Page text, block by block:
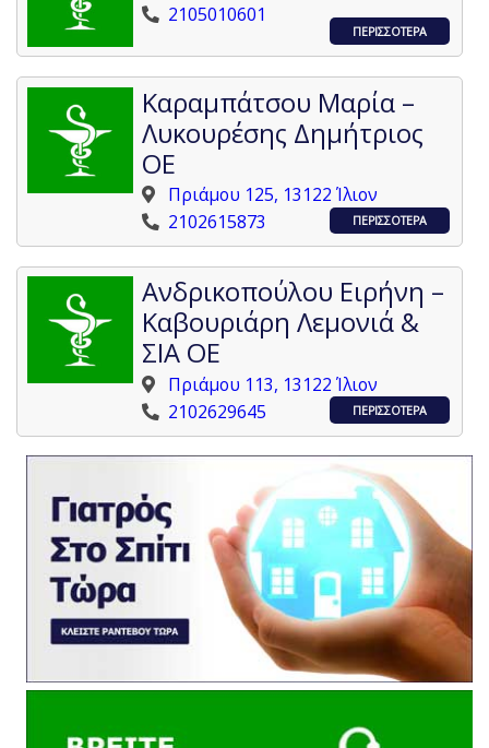
2105010601
ΠΕΡΙΣΣΟΤΕΡΑ
Καραμπάτσου Μαρία –
Λυκουρέσης Δημήτριος
ΟΕ
Πριάμου 125, 13122 Ίλιον
2102615873
ΠΕΡΙΣΣΟΤΕΡΑ
Ανδρικοπούλου Ειρήνη –
Καβουριάρη Λεμονιά &
ΣΙΑ ΟΕ
Πριάμου 113, 13122 Ίλιον
2102629645
ΠΕΡΙΣΣΟΤΕΡΑ